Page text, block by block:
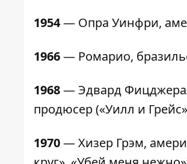
1954— Опра Уинфри,
1966— Ромарио,
1968— Эдвард
продюсер («Уилл и
1970— Хизер Грэм,